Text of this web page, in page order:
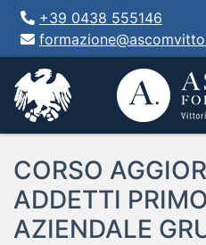
+39 0438 555146
CORSO
ADDETTI
AZIENDALE